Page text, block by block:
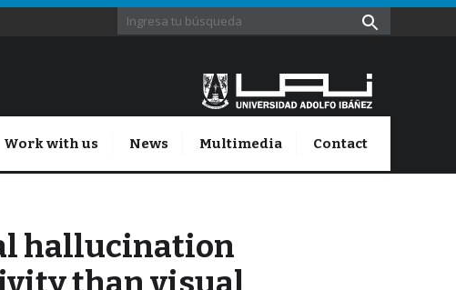
Work with us News Multimedia Contact
hallucination